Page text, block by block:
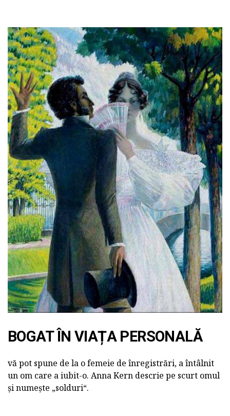
BOGAT ÎN VIAȚA PERSONALĂ
vă pot spune de la o femeie de înregistrări, a întâlnit
un om care a iubit-o. Anna Kern descrie pe scurt omul
și numește „solduri“.